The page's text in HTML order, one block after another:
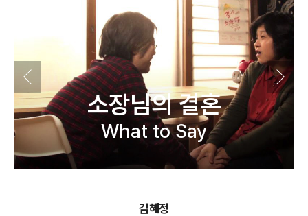
소장님의 결혼
What to Say
김혜정